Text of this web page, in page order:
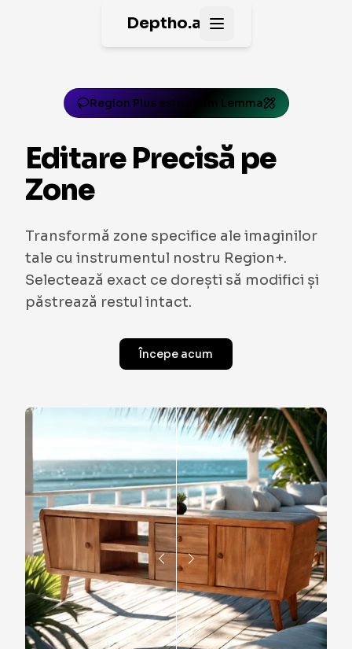
Deptho.ai Open main menu
Region Plus este acum Lemma
Editare Precisă pe
Zone
Transformă zone specifice ale imaginilor
tale cu instrumentul nostru Region+.
Selectează exact ce dorești să modifici și
păstrează restul intact.
Începe acum